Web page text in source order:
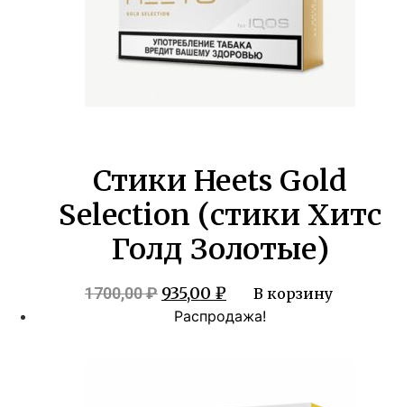
Стики Heets Gold
Selection (стики Хитс
Голд Золотые)
1700,00₽ Первоначальная
цена
935,00 ₽ Текущая
цена:
В корзину
Распродажа!